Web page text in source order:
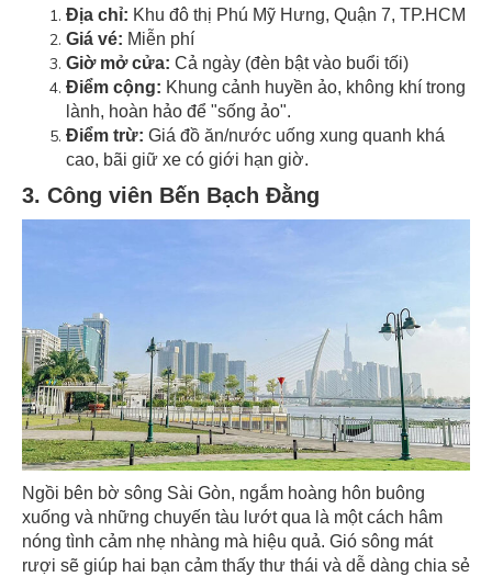
Địa chỉ: Khu đô thị Phú Mỹ Hưng, Quận 7, TP.HCM
Giá vé: Miễn phí
Giờ mở cửa: Cả ngày (đèn bật vào buổi tối)
Điểm cộng: Khung cảnh huyền ảo, không khí trong
lành, hoàn hảo để "sống ảo".
Điểm trừ: Giá đồ ăn/nước uống xung quanh khá
cao, bãi giữ xe có giới hạn giờ.
3. Công viên Bến Bạch Đằng
Ngồi bên bờ sông Sài Gòn, ngắm hoàng hôn buông
xuống và những chuyến tàu lướt qua là một cách hâm
nóng tình cảm nhẹ nhàng mà hiệu quả. Gió sông mát
rượi sẽ giúp hai bạn cảm thấy thư thái và dễ dàng chia sẻ